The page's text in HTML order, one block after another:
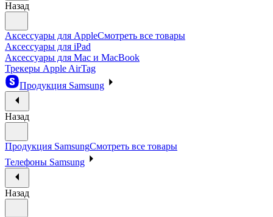
Назад
Аксессуары для AppleСмотреть все товары
Аксессуары для iPad
Аксессуары для Mac и MacBook
Трекеры Apple AirTag
Продукция Samsung
Назад
Продукция SamsungСмотреть все товары
Телефоны Samsung
Назад